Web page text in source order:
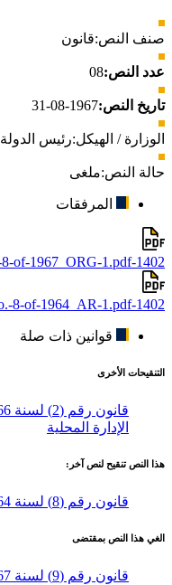
صنف النص:قانون
عدد النص:08
تاريخ النص:1967-08-31
الوزارة / الهيكل:رئيس الدولة
حالة النص:ملغى
المرفقات
1402-Law-No.-8-of-1967_ORG-1.pdf
1402-Law-No.-8-of-1964_AR-1.pdf
قوانين ذات صلة
التنقيحات الأخرى
الإدارة المحلية
هذا النص تنقيح لنص آخر:
قانون رقم (8) لسنة 1964 بشأن الإدارة المحلية
الغي هذا النص بمقتضى
قانون رقم (9) لسنة 1967 بشأن الإدارة المحلية